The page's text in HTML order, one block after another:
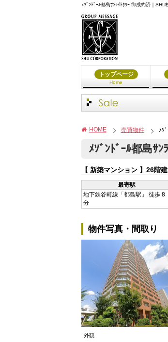
ﾒｿﾞﾝﾄﾞｰﾙ都島ｻﾝﾗｲﾄﾀﾜｰ 御成約済｜
トップページ
Home
HOME 売買物件 ﾒｿ
ﾒｿﾞﾝﾄﾞｰﾙ都島ｻ
【 新築マンション 】 26階
最寄駅
地下鉄谷町線「都島駅」 徒歩 8
分
物件写真・間取り
外観